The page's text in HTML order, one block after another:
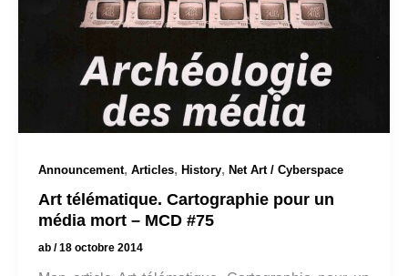
Announcement, Articles, History, Net Art / Cyberspace
Art télématique. Cartographie pour un
média mort – MCD #75
ab /18 octobre 2014